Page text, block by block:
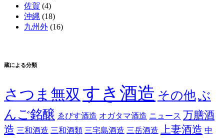
佐賀 (4)
沖縄 (18)
九州外 (16)
蔵による分類
さつま無双 すき酒造 その他ぶ
んご銘醸 ゑびす酒造 オガタマ酒造 ニュース 万膳酒
造 三和酒造 三和酒類 三宅島酒造 三岳酒造 上妻酒造 中